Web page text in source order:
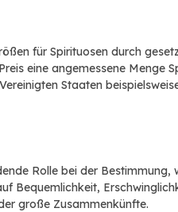
für Spirituosen durch
eine angemessene
Staaten
Rolle bei der
Bequemlichkeit,
große Zusammenkünfte.